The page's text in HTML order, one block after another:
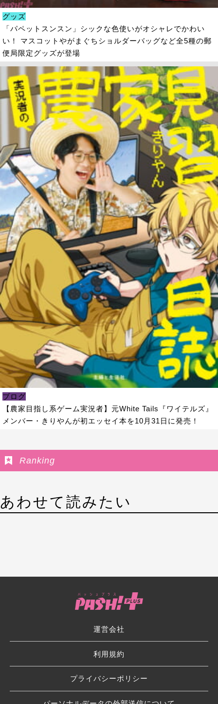
グッズ
「パペットスンスン」シックな色使いがオシャレでかわい
い！ マスコットやがまぐちショルダーバッグなど全5種の郵
便局限定グッズが登場
ブログ
【農家目指し系ゲーム実況者】元White Tails『ワイテルズ』
メンバー・きりやんが初エッセイ本を10月31日に発売！
Ranking
あわせて読みたい
運営会社
利用規約
プライバシーポリシー